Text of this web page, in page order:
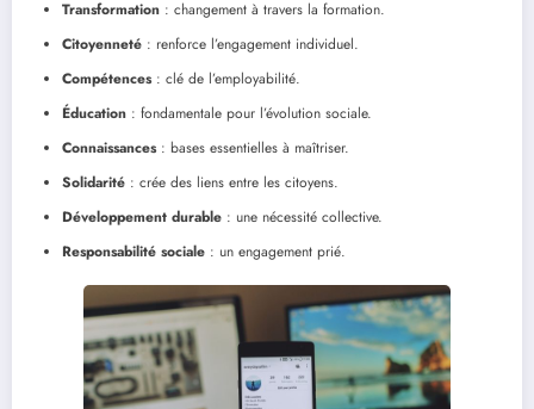
Transformation : changement à travers la formation.
Citoyenneté : renforce l’engagement individuel.
Compétences: clé de l’employabilité.
Éducation : fondamentale pour l’évolution sociale.
Connaissances: bases essentielles à maîtriser.
Solidarité : crée des liens entre les citoyens.
Développement durable : une nécessité collective.
Responsabilité sociale : un engagement prié.